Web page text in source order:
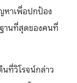
หาเพื่อปกป้อง
านที่สุดของคนที่
นที่วิโรจน์กล่าว